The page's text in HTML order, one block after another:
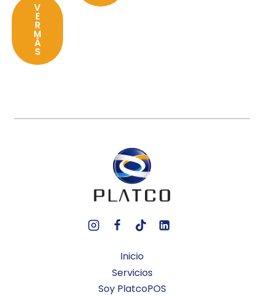
V
E
R
M
Á
S
Inicio
Servicios
Soy PlatcoPOS